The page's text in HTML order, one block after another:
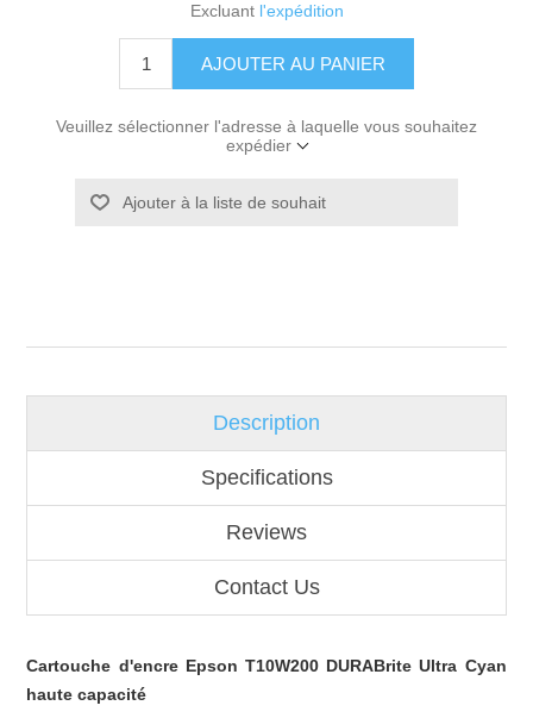
Excluant l'expédition
AJOUTER AU PANIER
Veuillez sélectionner l'adresse à laquelle vous souhaitez
expédier
Ajouter à la liste de souhait
Description
Specifications
Reviews
Contact Us
Cartouche d'encre Epson T10W200 DURABrite Ultra Cyan
haute capacité